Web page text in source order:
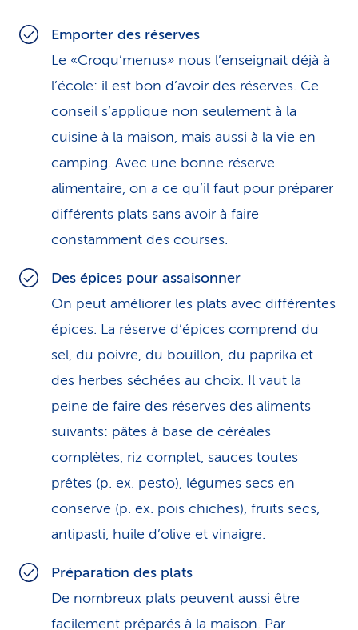
Emporter des réserves
Le «Croqu’menus» nous l’enseignait déjà à
l’école: il est bon d’avoir des réserves. Ce
conseil s’applique non seulement à la
cuisine à la maison, mais aussi à la vie en
camping. Avec une bonne réserve
alimentaire, on a ce qu’il faut pour préparer
différents plats sans avoir à faire
constamment des courses.
Des épices pour assaisonner
On peut améliorer les plats avec différentes
épices. La réserve d’épices comprend du
sel, du poivre, du bouillon, du paprika et
des herbes séchées au choix. Il vaut la
peine de faire des réserves des aliments
suivants: pâtes à base de céréales
complètes, riz complet, sauces toutes
prêtes (p. ex. pesto), légumes secs en
conserve (p. ex. pois chiches), fruits secs,
antipasti, huile d’olive et vinaigre.
Préparation des plats
De nombreux plats peuvent aussi être
facilement préparés à la maison. Par